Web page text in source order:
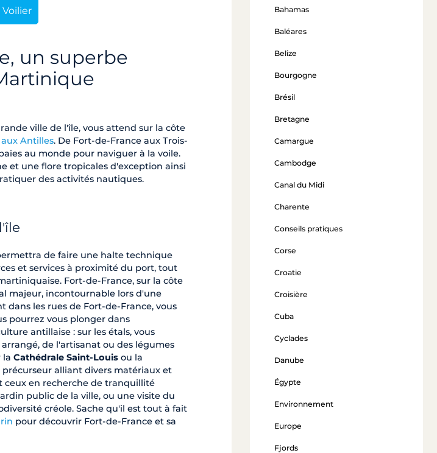
Voilier
un superbe
ville de l'île, vous attend sur la côte
Antilles. De Fort-de-France aux Trois-
au monde pour naviguer à la voile.
et une flore tropicales d'exception ainsi
des activités nautiques.
de faire une halte technique
et services à proximité du port, tout
Fort-de-France, sur la côte
majeur, incontournable lors d'une
dans les rues de Fort-de-France, vous
pourrez vous plonger dans
antillaise : sur les étals, vous
de l'artisanat ou des légumes
la Cathédrale Saint-Louis ou la
alliant divers matériaux et
ceux en recherche de tranquillité
public de la ville, ou une visite du
créole. Sache qu'il est tout à fait
pour découvrir Fort-de-France et sa
Bahamas
Baléares
Belize
Bourgogne
Brésil
Bretagne
Camargue
Cambodge
Canal du Midi
Charente
Conseils pratiques
Corse
Croatie
Croisière
Cuba
Cyclades
Danube
Égypte
Environnement
Europe
Fjords